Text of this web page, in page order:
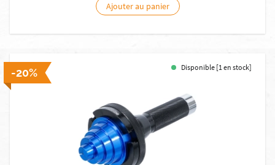
Ajouter au panier
-20% Disponible [1 en stock]